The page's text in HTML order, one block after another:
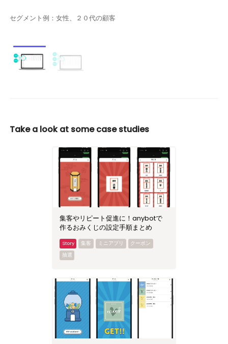
セグメント例：女性、２０代の顧客
Take a look at some case studies
集客やリピート促進に！anybotで
作るおみくじの設定手順まとめ
集客 ミニアプリ
クーポン
抽選